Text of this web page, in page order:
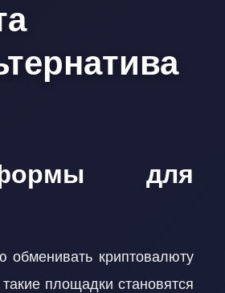
для
криптовалюту
площадки становятся